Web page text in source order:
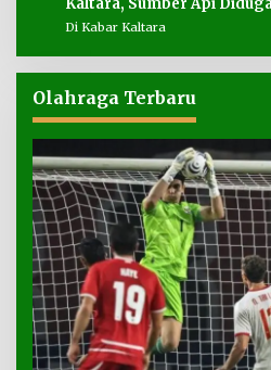
Kaltara, Sumber Api
Di Kabar Kaltara
Olahraga Terbaru